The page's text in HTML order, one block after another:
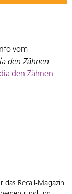
vom
den Zähnen
den Zähnen
das Recall-Magazin